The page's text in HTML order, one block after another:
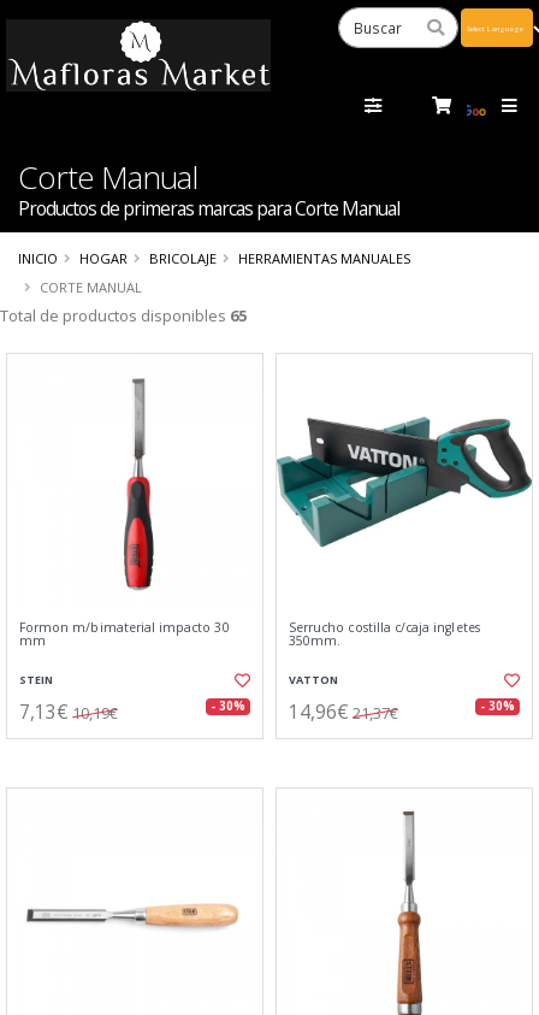
Corte Manual
Productos de primeras marcas para Corte Manual
INICIO HOGAR BRICOLAJE
HERRAMIENTAS MANUALES
CORTE MANUAL
Total de productos disponibles 65
Formon m/bimaterial impacto 30
mm
STEIN
7,13€ 10,19€ - 30%
Serrucho costilla c/caja ingletes
350mm.
VATTON
14,96€ 21,37€ - 30%